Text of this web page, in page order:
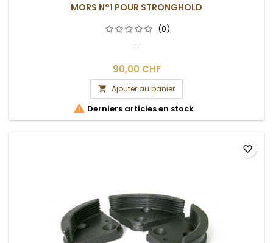
MORS N°1 POUR STRONGHOLD
(0)
-
90,00 CHF
 Ajouter au panier
 Derniers articles en stock
favorite_border